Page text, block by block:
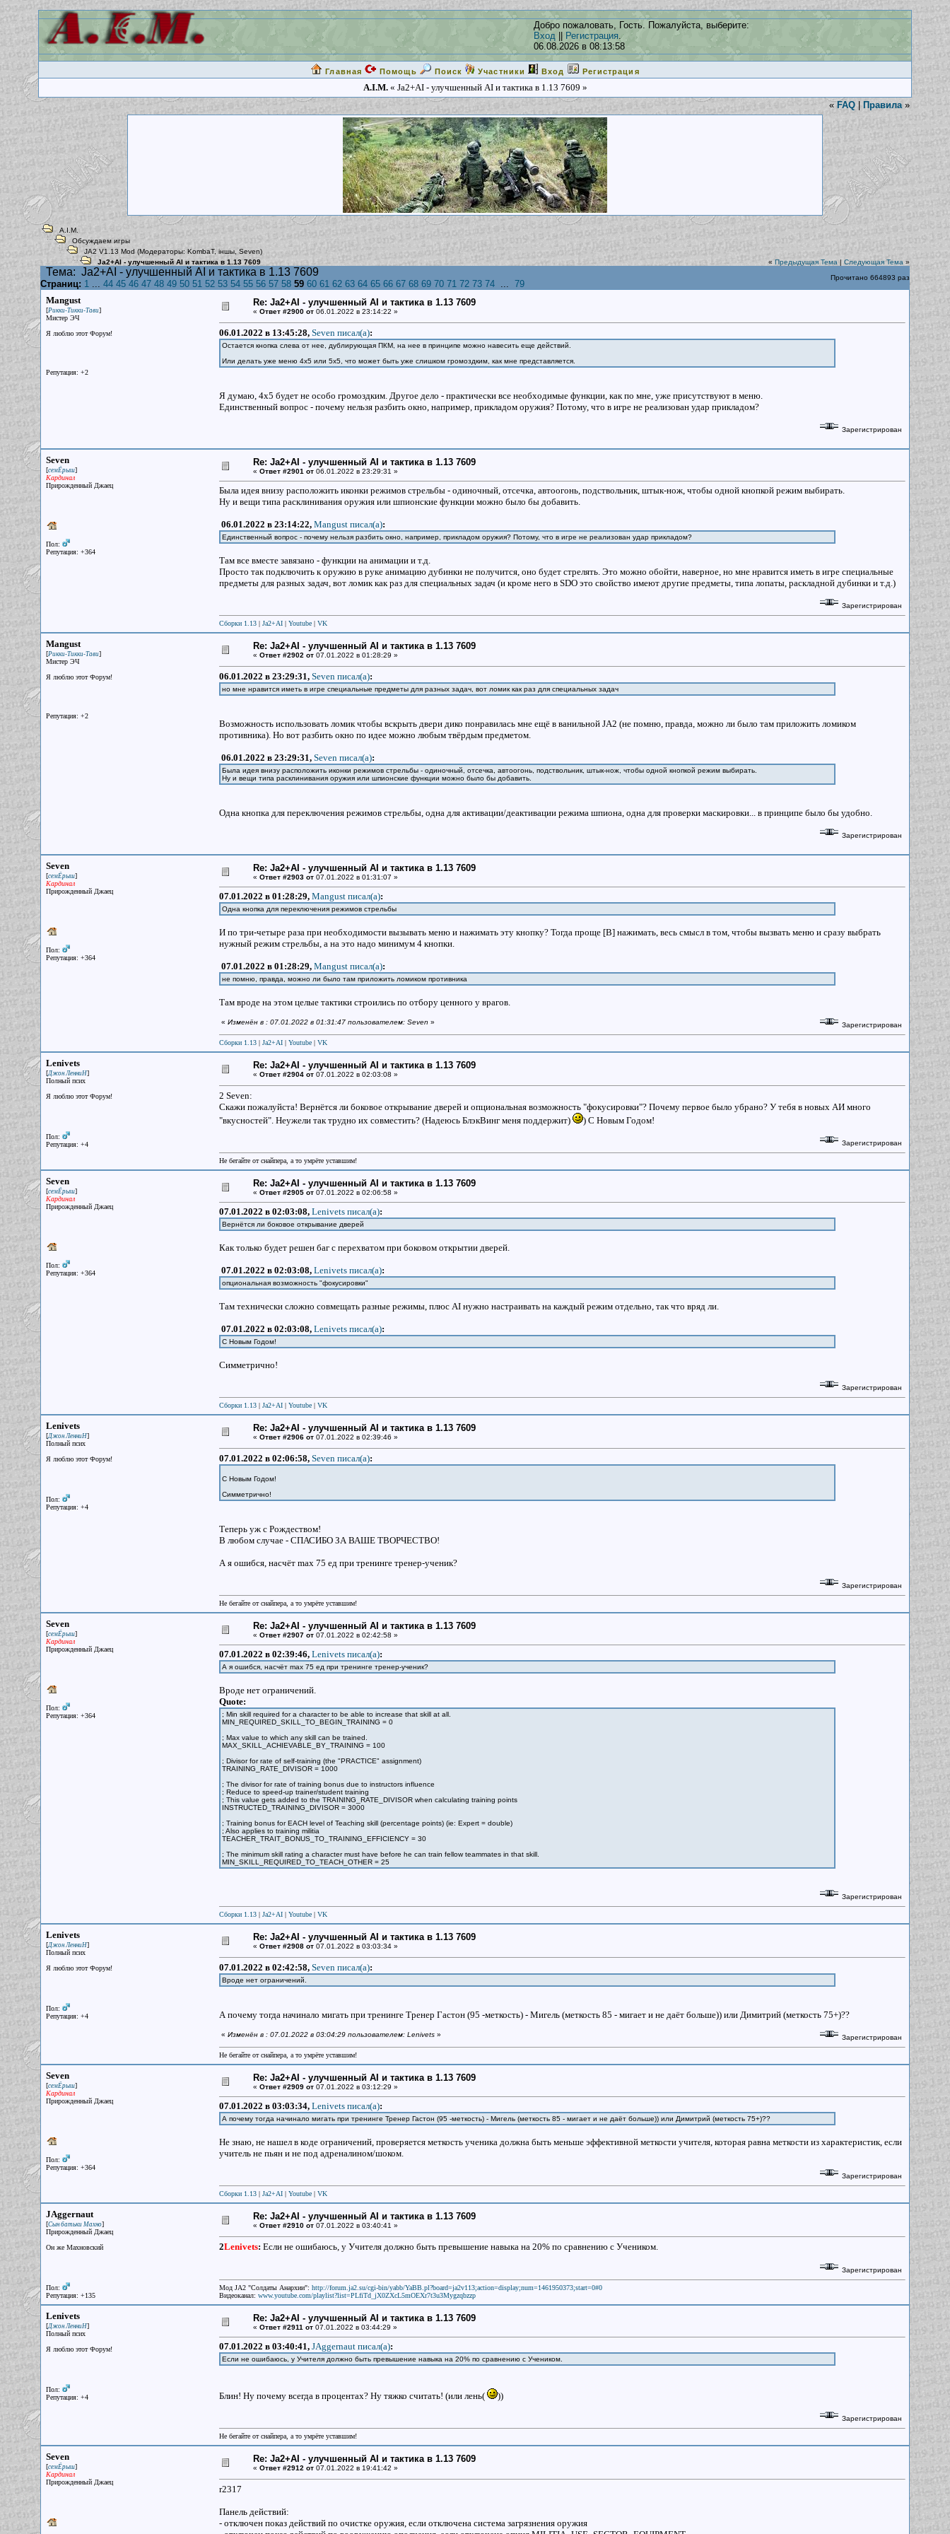
Добро пожаловать, Гость. Пожалуйста, выберите:
Вход
Регистрация.
06.08.2026 в 08:13:58
Главная Помощь Поиск Участники Вход Регистрация
A.I.M.« Ja2+AI - улучшенный AI и тактика в 1.13 7609 »
« FAQ | Правила »
A.I.M.
Обсуждаем игры
JA2 V1.13 Mod (Модераторы: KombaT, iншы,Seven)
Ja2+AI - улучшенный AI и тактика в 1.13 7609
«Предыдущая Тема | Следующая Тема »
Тема: Ja2+AI - улучшенный AI и тактика в 1.13 7609
Страниц: 1 ... 44 45 46 47 48 49 50 51 52 53 54 55 56 57 58 59 60 61 62 63 64 65 66 67 68 69 70 71 72 73 74 ... 79
Прочитано 664893 раз
Mangust
[Рикки-Тикки-Тави]
Мистер ЭЧ
Я люблю этот Форум!
Репутация: +2
Re: Ja2+AI - улучшенный AI и тактика в 1.13 7609
« Ответ #2900 от 06.01.2022 в 23:14:22 »
06.01.2022 в 13:45:28, Seven писал(a):
Остается кнопка слева от нее, дублирующая ПКМ, на нее в принципе можно навесить еще действий.
Или делать уже меню 4x5 или 5x5, что может быть уже слишком громоздким, как мне представляется.
Я думаю, 4х5 будет не особо громоздким. Другое дело - практически все необходимые функции, как по мне, уже присутствуют в меню.
Единственный вопрос - почему нельзя разбить окно, например, прикладом оружия? Потому, что в игре не реализован удар прикладом?
Зарегистрирован
Seven
[семЁрыш]
Кардинал
Прирожденный Джаец
Пол:
Репутация: +364
Re: Ja2+AI - улучшенный AI и тактика в 1.13 7609
« Ответ #2901 от 06.01.2022 в 23:29:31 »
Была идея внизу расположить иконки режимов стрельбы - одиночный, отсечка, автоогонь, подствольник, штык-нож, чтобы одной кнопкой режим выбирать.
Ну и вещи типа расклинивания оружия или шпионские функции можно было бы добавить.
06.01.2022 в 23:14:22, Mangust писал(a):
Единственный вопрос - почему нельзя разбить окно, например, прикладом оружия? Потому, что в игре не реализован удар прикладом?
Там все вместе завязано - функции на анимации и т.д.
Просто так подключить к оружию в руке анимацию дубинки не получится, оно будет стрелять. Это можно обойти, наверное, но мне нравится иметь в игре специальные
предметы для разных задач, вот ломик как раз для специальных задач (и кроме него в SDO это свойство имеют другие предметы, типа лопаты, раскладной дубинки и т.д.)
Зарегистрирован
Сборки 1.13 | Ja2+AI | Youtube | VK
Mangust
[Рикки-Тикки-Тави]
Мистер ЭЧ
Я люблю этот Форум!
Репутация: +2
Re: Ja2+AI - улучшенный AI и тактика в 1.13 7609
« Ответ #2902 от 07.01.2022 в 01:28:29 »
06.01.2022 в 23:29:31, Seven писал(a):
но мне нравится иметь в игре специальные предметы для разных задач, вот ломик как раз для специальных задач
Возможность использовать ломик чтобы вскрыть двери дико понравилась мне ещё в ванильной JA2 (не помню, правда, можно ли было там приложить ломиком
противника). Но вот разбить окно по идее можно любым твёрдым предметом.
06.01.2022 в 23:29:31, Seven писал(a):
Была идея внизу расположить иконки режимов стрельбы - одиночный, отсечка, автоогонь, подствольник, штык-нож, чтобы одной кнопкой режим выбирать.
Ну и вещи типа расклинивания оружия или шпионские функции можно было бы добавить.
Одна кнопка для переключения режимов стрельбы, одна для активации/деактивации режима шпиона, одна для проверки маскировки... в принципе было бы удобно.
Зарегистрирован
Seven
[семЁрыш]
Кардинал
Прирожденный Джаец
Пол:
Репутация: +364
Re: Ja2+AI - улучшенный AI и тактика в 1.13 7609
« Ответ #2903 от 07.01.2022 в 01:31:07 »
07.01.2022 в 01:28:29, Mangust писал(a):
Одна кнопка для переключения режимов стрельбы
И по три-четыре раза при необходимости вызывать меню и нажимать эту кнопку? Тогда проще [B] нажимать, весь смысл в том, чтобы вызвать меню и сразу выбрать
нужный режим стрельбы, а на это надо минимум 4 кнопки.
07.01.2022 в 01:28:29, Mangust писал(a):
не помню, правда, можно ли было там приложить ломиком противника
Там вроде на этом целые тактики строились по отбору ценного у врагов.
« Изменён в : 07.01.2022 в 01:31:47 пользователем: Seven » Зарегистрирован
Сборки 1.13 | Ja2+AI | Youtube | VK
Lenivets
[Джон ЛенниН]
Полный псих
Я люблю этот Форум!
Пол:
Репутация: +4
Re: Ja2+AI - улучшенный AI и тактика в 1.13 7609
« Ответ #2904 от 07.01.2022 в 02:03:08 »
2 Seven:
Скажи пожалуйста! Вернётся ли боковое открывание дверей и опциональная возможность "фокусировки"? Почему первое было убрано? У тебя в новых АИ много
"вкусностей". Неужели так трудно их совместить? (Надеюсь БлэкВинг меня поддержит)
) С Новым Годом!
Зарегистрирован
Не бегайте от снайпера, а то умрёте уставшим!
Seven
[семЁрыш]
Кардинал
Прирожденный Джаец
Пол:
Репутация: +364
Re: Ja2+AI - улучшенный AI и тактика в 1.13 7609
« Ответ #2905 от 07.01.2022 в 02:06:58 »
07.01.2022 в 02:03:08, Lenivets писал(a):
Вернётся ли боковое открывание дверей
Как только будет решен баг с перехватом при боковом открытии дверей.
07.01.2022 в 02:03:08, Lenivets писал(a):
опциональная возможность "фокусировки"
Там технически сложно совмещать разные режимы, плюс AI нужно настраивать на каждый режим отдельно, так что вряд ли.
07.01.2022 в 02:03:08, Lenivets писал(a):
С Новым Годом!
Симметрично!
Зарегистрирован
Сборки 1.13 | Ja2+AI | Youtube | VK
Lenivets
[Джон ЛенниН]
Полный псих
Я люблю этот Форум!
Пол:
Репутация: +4
Re: Ja2+AI - улучшенный AI и тактика в 1.13 7609
« Ответ #2906 от 07.01.2022 в 02:39:46 »
07.01.2022 в 02:06:58, Seven писал(a):
С Новым Годом!
Симметрично!
Теперь уж с Рождеством!
В любом случае - СПАСИБО ЗА ВАШЕ ТВОРЧЕСТВО!
А я ошибся, насчёт max 75 ед при тренинге тренер-ученик?
Зарегистрирован
Не бегайте от снайпера, а то умрёте уставшим!
Seven
[семЁрыш]
Кардинал
Прирожденный Джаец
Пол:
Репутация: +364
Re: Ja2+AI - улучшенный AI и тактика в 1.13 7609
« Ответ #2907 от 07.01.2022 в 02:42:58 »
07.01.2022 в 02:39:46, Lenivets писал(a):
А я ошибся, насчёт max 75 ед при тренинге тренер-ученик?
Вроде нет ограничений.
Quote:
; Min skill required for a character to be able to increase that skill at all.
MIN_REQUIRED_SKILL_TO_BEGIN_TRAINING = 0
; Max value to which any skill can be trained.
MAX_SKILL_ACHIEVABLE_BY_TRAINING = 100
; Divisor for rate of self-training (the "PRACTICE" assignment)
TRAINING_RATE_DIVISOR = 1000
; The divisor for rate of training bonus due to instructors influence
; Reduce to speed-up trainer/student training
; This value gets added to the TRAINING_RATE_DIVISOR when calculating training points
INSTRUCTED_TRAINING_DIVISOR = 3000
; Training bonus for EACH level of Teaching skill (percentage points) (ie: Expert = double)
; Also applies to training militia
TEACHER_TRAIT_BONUS_TO_TRAINING_EFFICIENCY = 30
; The minimum skill rating a character must have before he can train fellow teammates in that skill.
MIN_SKILL_REQUIRED_TO_TEACH_OTHER = 25
Зарегистрирован
Сборки 1.13 | Ja2+AI | Youtube | VK
Lenivets
[Джон ЛенниН]
Полный псих
Я люблю этот Форум!
Пол:
Репутация: +4
Re: Ja2+AI - улучшенный AI и тактика в 1.13 7609
« Ответ #2908 от 07.01.2022 в 03:03:34 »
07.01.2022 в 02:42:58, Seven писал(a):
Вроде нет ограничений.
А почему тогда начинало мигать при тренинге Тренер Гастон (95 -меткость) - Мигель (меткость 85 - мигает и не даёт больше)) или Димитрий (меткость 75+)??
« Изменён в : 07.01.2022 в 03:04:29 пользователем: Lenivets » Зарегистрирован
Не бегайте от снайпера, а то умрёте уставшим!
Seven
[семЁрыш]
Кардинал
Прирожденный Джаец
Пол:
Репутация: +364
Re: Ja2+AI - улучшенный AI и тактика в 1.13 7609
« Ответ #2909 от 07.01.2022 в 03:12:29 »
07.01.2022 в 03:03:34, Lenivets писал(a):
А почему тогда начинало мигать при тренинге Тренер Гастон (95 -меткость) - Мигель (меткость 85 - мигает и не даёт больше)) или Димитрий (меткость 75+)??
Не знаю, не нашел в коде ограничений, проверяется меткость ученика должна быть меньше эффективной меткости учителя, которая равна меткости из характеристик, если
учитель не пьян и не под адреналином/шоком.
Зарегистрирован
Сборки 1.13 | Ja2+AI | Youtube | VK
JAggernaut
[Сын батьки Махно]
Прирожденный Джаец
Он же Махновский
Пол:
Репутация: +135
Re: Ja2+AI - улучшенный AI и тактика в 1.13 7609
« Ответ #2910 от 07.01.2022 в 03:40:41 »
2Lenivets: Если не ошибаюсь, у Учителя должно быть превышение навыка на 20% по сравнению с Учеником.
Зарегистрирован
Мод JA2 "Солдаты Анархии": http://forum.ja2.su/cgi-bin/yabb/YaBB.pl?board=ja2v113;action=display;num=1461950373;start=0#0
Видеоканал: www.youtube.com/playlist?list=PLfiTd_jX0ZXcL5mOEXr7t3u3Mygzqbzzp
Lenivets
[Джон ЛенниН]
Полный псих
Я люблю этот Форум!
Пол:
Репутация: +4
Re: Ja2+AI - улучшенный AI и тактика в 1.13 7609
« Ответ #2911 от 07.01.2022 в 03:44:29 »
07.01.2022 в 03:40:41, JAggernaut писал(a):
Если не ошибаюсь, у Учителя должно быть превышение навыка на 20% по сравнению с Учеником.
Блин! Ну почему всегда в процентах? Ну тяжко считать! (или лень( ))
Зарегистрирован
Не бегайте от снайпера, а то умрёте уставшим!
Seven
[семЁрыш]
Кардинал
Прирожденный Джаец
Re: Ja2+AI - улучшенный AI и тактика в 1.13 7609
« Ответ #2912 от 07.01.2022 в 19:41:42 »
r2317
Панель действий:
- отключен показ действий по очистке оружия, если отключена система загрязнения оружия